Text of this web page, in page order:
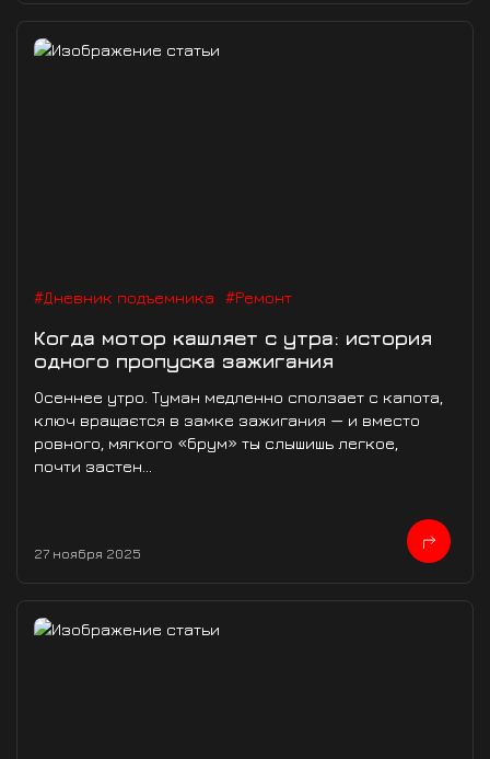
#Дневник подъемника #Ремонт
Когда мотор кашляет с утра: история
одного пропуска зажигания
Осеннее утро. Туман медленно сползает с капота,
ключ вращаєтся в замке зажигания — и вместо
ровного, мягкого «брум» ты слышишь легкое,
почти застен...
27 ноября 2025